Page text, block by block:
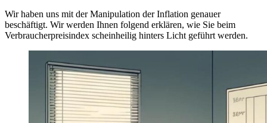
Wir haben uns mit der Manipulation der Inflation genauer
beschäftigt. Wir werden Ihnen folgend erklären, wie Sie beim
Verbraucherpreisindex scheinheilig hinters Licht geführt werden.